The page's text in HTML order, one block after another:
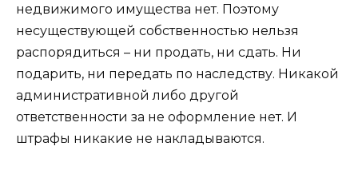
недвижимого имущества нет. Поэтому
несуществующей собственностью нельзя
распорядиться – ни продать, ни сдать. Ни
подарить, ни передать по наследству. Никакой
административной либо другой
ответственности за не оформление нет. И
штрафы никакие не накладываются.